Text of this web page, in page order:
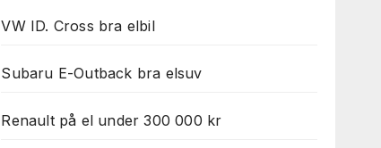
VW ID. Cross bra elbil
Subaru E-Outback bra elsuv
Renault på el under 300 000 kr